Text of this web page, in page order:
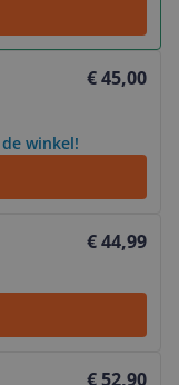
€ 45,00
winkel!
€ 44,99
€ 52,90